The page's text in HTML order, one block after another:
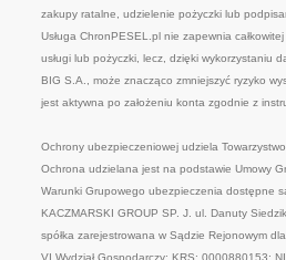
zakupy ratalne, udzielenie pożyczki lub
Usługa ChronPESEL.pl nie zapewnia
usługi lub pożyczki, lecz, dzięki wykorzystaniu
BIG S.A., może znacząco zmniejszyć ryzyko
jest aktywna po założeniu konta zgodnie z
Ochrony ubezpieczeniowej udziela
Ochrona udzielana jest na podstawie Umowy
Warunki Grupowego ubezpieczenia dostępne
KACZMARSKI GROUP SP. J. ul. Danuty
spółka zarejestrowana w Sądzie Rejonowym